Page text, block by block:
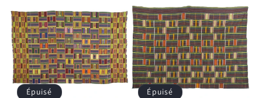
Épuisé Épuisé